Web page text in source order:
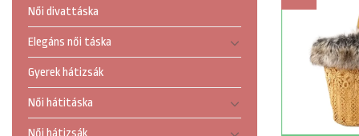
Női divattáska
Elegáns női táska
Gyerek hátizsák
Női hátitáska